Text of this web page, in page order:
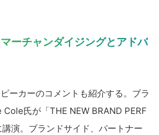
ーチャンダイジングとアドバ
ーカーのコメントも紹介する。ブラ
Cole氏が「THE NEW BRAND PERF
講演。ブランドサイド、パートナー